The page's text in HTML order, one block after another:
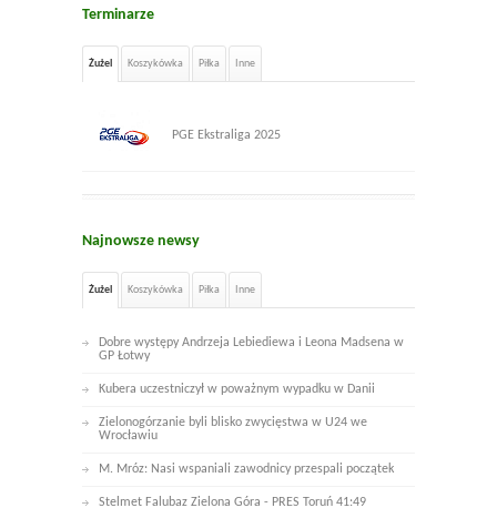
Terminarze
Żużel Koszykówka Piłka Inne
PGE Ekstraliga 2025
Najnowsze newsy
Żużel Koszykówka Piłka Inne
Dobre występy Andrzeja Lebiediewa i Leona Madsena w
GP Łotwy
Kubera uczestniczył w poważnym wypadku w Danii
Zielonogórzanie byli blisko zwycięstwa w U24 we
Wrocławiu
M. Mróz: Nasi wspaniali zawodnicy przespali początek
Stelmet Falubaz Zielona Góra - PRES Toruń 41:49